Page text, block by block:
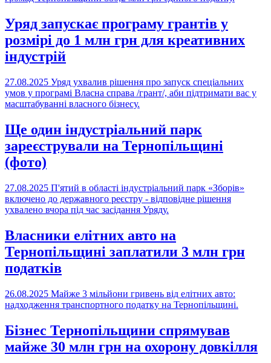
Уряд запускає програму грантів у
розмірі до 1 млн грн для креативних
індустрій
27.08.2025 Уряд ухвалив рішення про запуск спеціальних
умов у програмі Власна справа /грант/, аби підтримати вас у
масштабуванні власного бізнесу.
Ще один індустріальний парк
зареєстрували на Тернопільщині
(фото)
27.08.2025 П'ятий в області індустріальний парк «Зборів»
включено до державного реєстру - відповідне рішення
ухвалено вчора під час засідання Уряду.
Власники елітних авто на
Тернопільщині заплатили 3 млн грн
податків
26.08.2025 Майже 3 мільйони гривень від елітних авто:
надходження транспортного податку на Тернопільщині.
Бізнес Тернопільщини спрямував
майже 30 млн грн на охорону довкілля